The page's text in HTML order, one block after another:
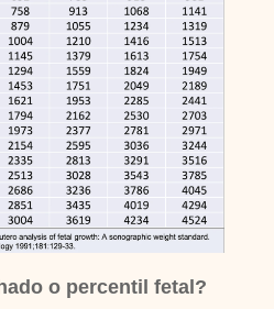
o percentil fetal?